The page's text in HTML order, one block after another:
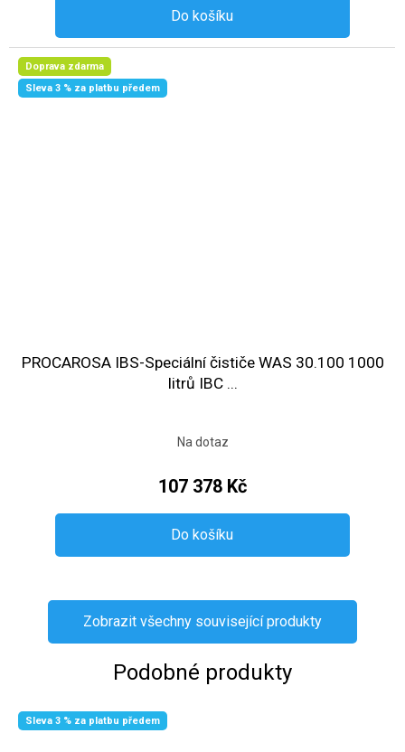
Do košíku
Doprava zdarma
Sleva 3 % za platbu předem
PROCAROSA IBS-Speciální čističe WAS 30.100 1000
litrů IBC ...
Na dotaz
107 378 Kč
Do košíku
Zobrazit všechny související produkty
Podobné produkty
Sleva 3 % za platbu předem